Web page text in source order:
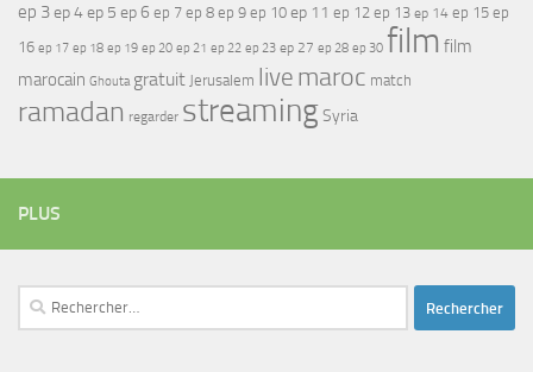
ep 3ep 4ep 5 ep 6 ep 7 ep 8 ep 9 ep 10 ep 11 ep 12 ep 13 ep 14 ep 15 ep
16 ep 17 ep 18 ep 19 ep 20 ep 21 ep 22 ep 23 ep 27 ep 28 ep 30 film film
marocain Ghouta gratuit Jerusalem live maroc match
ramadan regarder streamingSyria
PLUS
Rechercher :